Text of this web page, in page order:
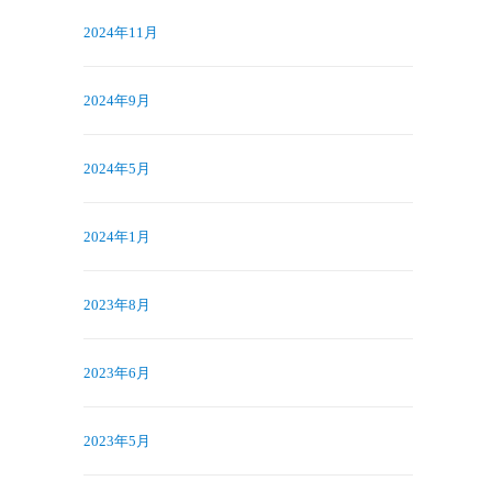
2024年11月
2024年9月
2024年5月
2024年1月
2023年8月
2023年6月
2023年5月